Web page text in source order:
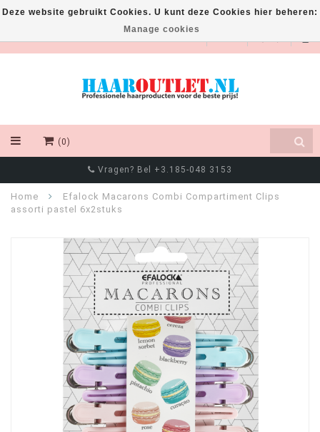
EUR
(0)
Vragen? Bel +3.185-048 3153
Home
Efalock Macarons Combi Compartiment Clips
assorti pastel 6x2stuks
Deze website gebruikt Cookies. U kunt deze Cookies hier beheren:
Manage cookies